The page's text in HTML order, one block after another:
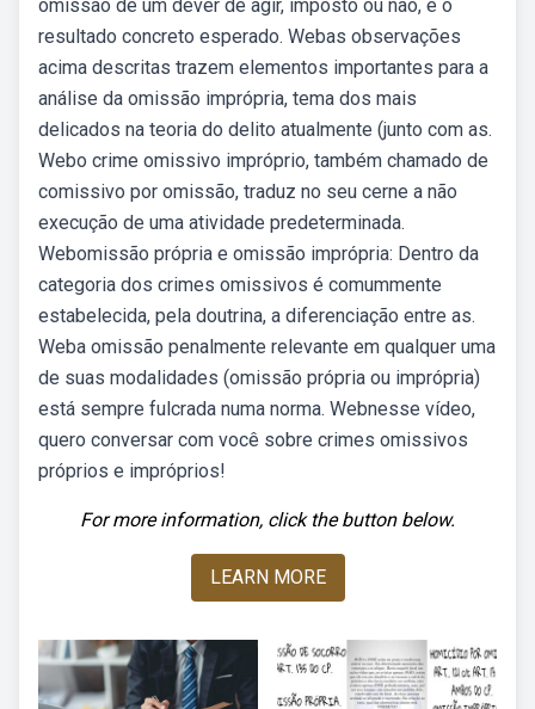
omissão de um dever de agir, imposto ou não, e o
resultado concreto esperado. Webas observações
acima descritas trazem elementos importantes para a
análise da omissão imprópria, tema dos mais
delicados na teoria do delito atualmente (junto com as.
Webo crime omissivo impróprio, também chamado de
comissivo por omissão, traduz no seu cerne a não
execução de uma atividade predeterminada.
Webomissão própria e omissão imprópria: Dentro da
categoria dos crimes omissivos é comummente
estabelecida, pela doutrina, a diferenciação entre as.
Weba omissão penalmente relevante em qualquer uma
de suas modalidades (omissão própria ou imprópria)
está sempre fulcrada numa norma. Webnesse vídeo,
quero conversar com você sobre crimes omissivos
próprios e impróprios!
For more information, click the button below.
LEARN MORE